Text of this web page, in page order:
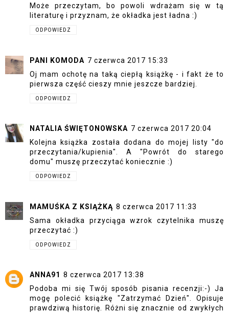
Może przeczytam, bo powoli wdrażam się w tą
literaturę i przyznam, że okładka jest ładna :)
ODPOWIEDZ
PANI KOMODA 7 czerwca 2017 15:33
Oj mam ochotę na taką ciepłą książkę - i fakt że to
pierwsza część cieszy mnie jeszcze bardziej.
ODPOWIEDZ
NATALIA ŚWIĘTONOWSKA 7 czerwca 2017 20:04
Kolejna książka została dodana do mojej listy "do
przeczytania/kupienia". A "Powrót do starego
domu" muszę przeczytać koniecznie :)
ODPOWIEDZ
MAMUŚKA Z KSIĄŻKĄ 8 czerwca 2017 11:33
Sama okładka przyciąga wzrok czytelnika muszę
przeczytać :)
ODPOWIEDZ
ANNA91 8 czerwca 2017 13:38
Podoba mi się Twój sposób pisania recenzji:-) Ja
mogę polecić książkę "Zatrzymać Dzień". Opisuje
prawdziwą historię. Różni się znacznie od zwykłych